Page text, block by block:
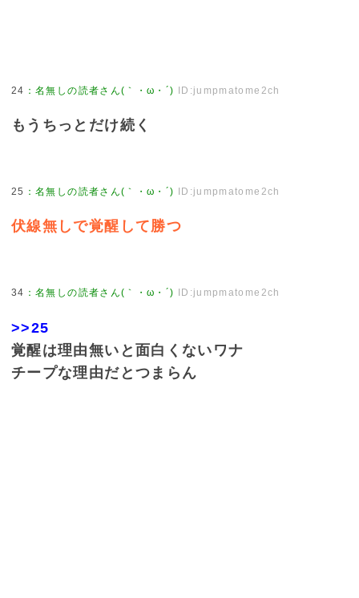
24 ：名無しの読者さん(｀・ω・´) ID:jumpmatome2ch
もうちっとだけ続く
25 ：名無しの読者さん(｀・ω・´) ID:jumpmatome2ch
伏線無しで覚醒して勝つ
34 ：名無しの読者さん(｀・ω・´) ID:jumpmatome2ch
>>25
覚醒は理由無いと面白くないワナ
チープな理由だとつまらん